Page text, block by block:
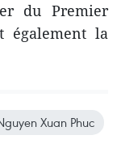
du Premier
également la
Xuan Phuc